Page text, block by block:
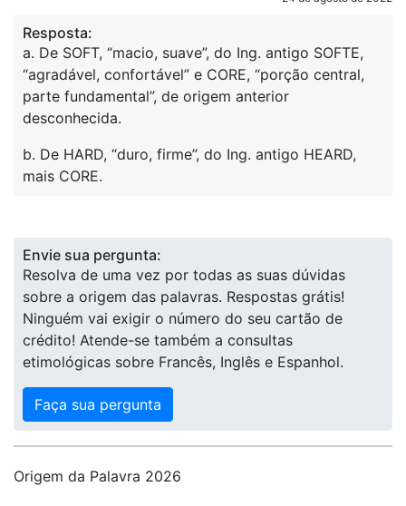
Resposta:
a. De SOFT, “macio, suave”, do Ing. antigo SOFTE,
“agradável, confortável” e CORE, “porção central,
parte fundamental”, de origem anterior
desconhecida.
b. De HARD, “duro, firme”, do Ing. antigo HEARD,
mais CORE.
Envie sua pergunta:
Resolva de uma vez por todas as suas dúvidas
sobre a origem das palavras. Respostas grátis!
Ninguém vai exigir o número do seu cartão de
crédito! Atende-se também a consultas
etimológicas sobre Francês, Inglês e Espanhol.
Faça sua pergunta
Origem da Palavra 2026